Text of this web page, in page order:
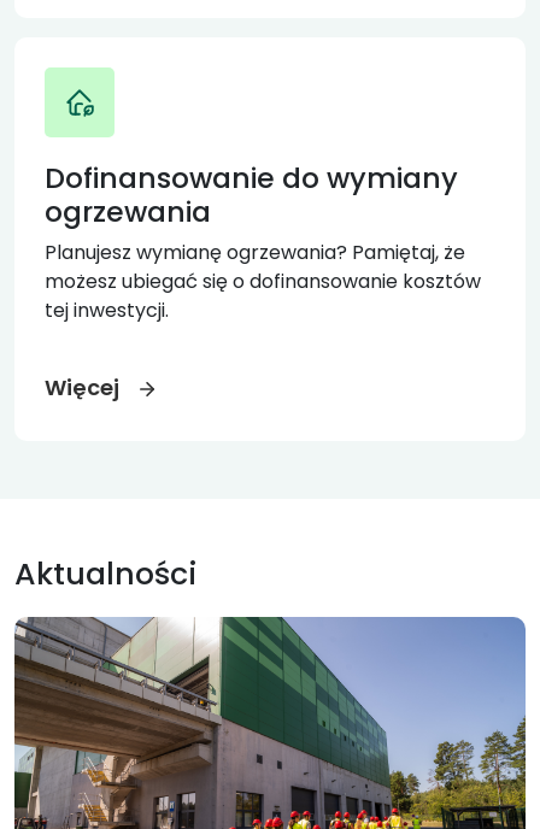
Dofinansowanie do wymiany
ogrzewania
Planujesz wymianę ogrzewania? Pamiętaj, że
możesz ubiegać się o dofinansowanie kosztów
tej inwestycji.
Więcej
Aktualności